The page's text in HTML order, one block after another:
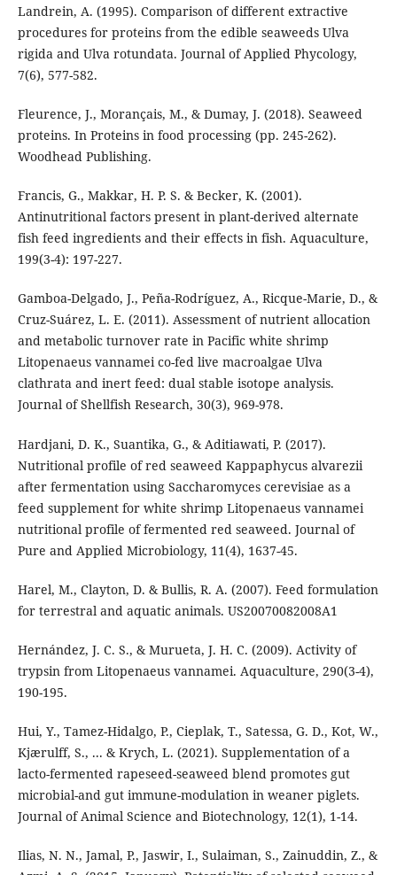
Landrein, A. (1995). Comparison of different extractive
procedures for proteins from the edible seaweeds Ulva
rigida and Ulva rotundata. Journal of Applied Phycology,
7(6), 577-582.
Fleurence, J., Morançais, M., & Dumay, J. (2018). Seaweed
proteins. In Proteins in food processing (pp. 245-262).
Woodhead Publishing.
Francis, G., Makkar, H. P. S. & Becker, K. (2001).
Antinutritional factors present in plant-derived alternate
fish feed ingredients and their effects in fish. Aquaculture,
199(3-4): 197-227.
Gamboa-Delgado, J., Peña-Rodríguez, A., Ricque-Marie, D., &
Cruz-Suárez, L. E. (2011). Assessment of nutrient allocation
and metabolic turnover rate in Pacific white shrimp
Litopenaeus vannamei co-fed live macroalgae Ulva
clathrata and inert feed: dual stable isotope analysis.
Journal of Shellfish Research, 30(3), 969-978.
Hardjani, D. K., Suantika, G., & Aditiawati, P. (2017).
Nutritional profile of red seaweed Kappaphycus alvarezii
after fermentation using Saccharomyces cerevisiae as a
feed supplement for white shrimp Litopenaeus vannamei
nutritional profile of fermented red seaweed. Journal of
Pure and Applied Microbiology, 11(4), 1637-45.
Harel, M., Clayton, D. & Bullis, R. A. (2007). Feed formulation
for terrestral and aquatic animals. US20070082008A1
Hernández, J. C. S., & Murueta, J. H. C. (2009). Activity of
trypsin from Litopenaeus vannamei. Aquaculture, 290(3-4),
190-195.
Hui, Y., Tamez-Hidalgo, P., Cieplak, T., Satessa, G. D., Kot, W.,
Kjærulff, S., ... & Krych, L. (2021). Supplementation of a
lacto-fermented rapeseed-seaweed blend promotes gut
microbial-and gut immune-modulation in weaner piglets.
Journal of Animal Science and Biotechnology, 12(1), 1-14.
Ilias, N. N., Jamal, P., Jaswir, I., Sulaiman, S., Zainuddin, Z., &